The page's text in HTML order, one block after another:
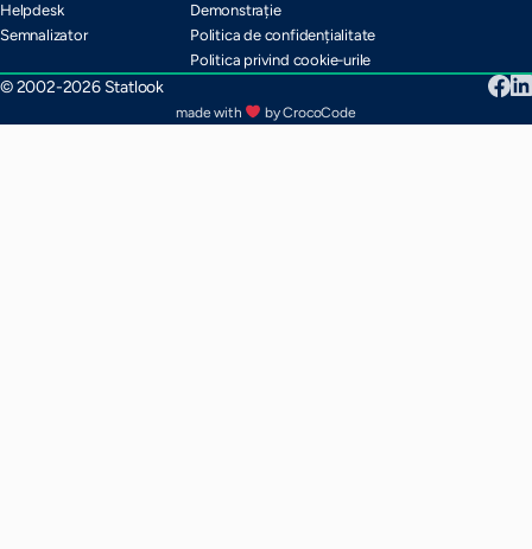
Helpdesk
Semnalizator
Demonstrație
Politica de confidențialitate
Politica privind cookie-urile
© 2002-2026 Statlook
made with by CrocoCode